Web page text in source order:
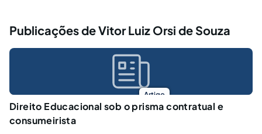
Publicações de Vitor Luiz Orsi de Souza
Artigo
Direito Educacional sob o prisma contratual e
consumeirista